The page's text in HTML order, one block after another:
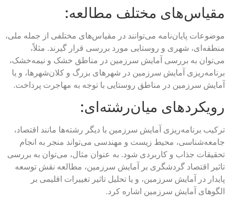
مقیاس‌های مختلف مطالعه:
موضوعات پایان‌نامه می‌توانند در مقیاس‌های مختلفی از جمله ملی،
منطقه‌ای، شهری و روستایی مورد بررسی قرار گیرند. مثلاً،
می‌توان به بررسی آمایش سرزمین در مناطق خشک و نیمه‌خشک،
برنامه‌ریزی آمایش سرزمین در شهرهای بزرگ و کلان‌شهرها، و یا
آمایش سرزمین در مناطق روستایی با توجه به مهاجرت پرداخت.
رویکردهای میان‌رشته‌ای:
ترکیب برنامه‌ریزی آمایش سرزمین با دیگر رشته‌ها مانند اقتصاد،
جامعه‌شناسی، محیط زیست و مهندسی می‌تواند منجر به انجام
تحقیقات جذاب و کاربردی شود. به عنوان مثال، می‌توان به بررسی
تاثیر اقتصاد گردشگری بر آمایش سرزمین، مطالعه نقش توسعه
پایدار در آمایش سرزمین، و یا تحلیل تاثیر تغییرات اقلیمی بر
الگوهای آمایش سرزمین اشاره کرد.